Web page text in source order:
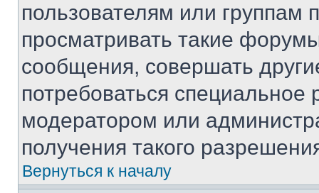
пользователям или группам
просматривать такие
сообщения, совершать
потребоваться
модератором или
получения такого
Вернуться к началу